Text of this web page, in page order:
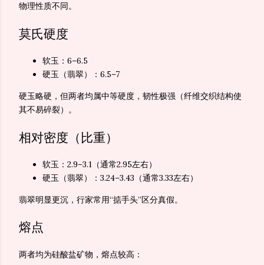
物理性质不同。
莫氏硬度
软玉：6–6.5
硬玉（翡翠）：6.5–7
硬玉略硬，但两者均属中等硬度，韧性极强（纤维交织结构使
其不易碎裂）。
相对密度（比重）
软玉：2.9–3.1（通常2.95左右）
硬玉（翡翠）：3.24–3.43（通常3.33左右）
翡翠明显更沉，行家常用“掂手头”区分真假。
熔点
两者均为硅酸盐矿物，熔点较高：